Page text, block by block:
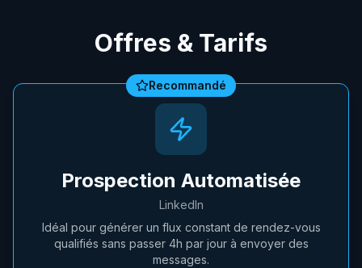
Offres & Tarifs
Recommandé
Prospection Automatisée
LinkedIn
Idéal pour générer un flux constant de rendez-vous
qualifiés sans passer 4h par jour à envoyer des
messages.